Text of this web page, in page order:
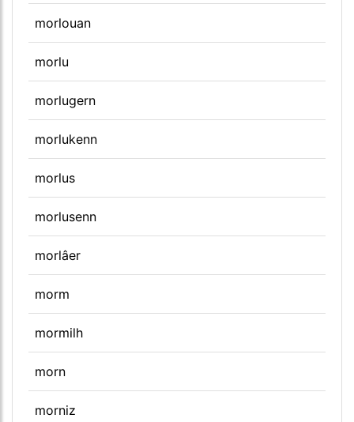
morlouan
morlu
morlugern
morlukenn
morlus
morlusenn
morlâer
morm
mormilh
morn
morniz